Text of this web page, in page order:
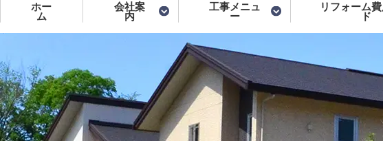
ホー
ム
会社案
内
工事メニュ
ー
リフォーム
ド